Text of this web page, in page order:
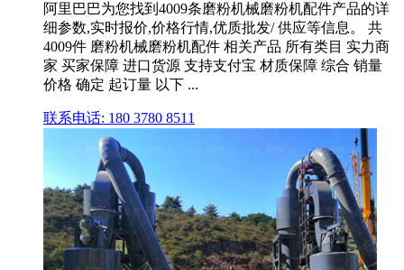
阿里巴巴为您找到4009条磨粉机械磨粉机配件产品的详
细参数,实时报价,价格行情,优质批发/ 供应等信息。 共
4009件 磨粉机械磨粉机配件 相关产品 所有类目 实力商
家 买家保障 进口货源 支持支付宝 材质保障 综合 销量
价格 确定 起订量 以下 ...
联系电话: 180 3780 8511